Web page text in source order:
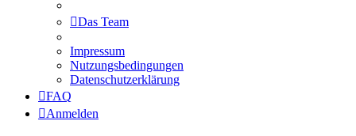
Das Team
Impressum
Nutzungsbedingungen
Datenschutzerklärung
FAQ
Anmelden